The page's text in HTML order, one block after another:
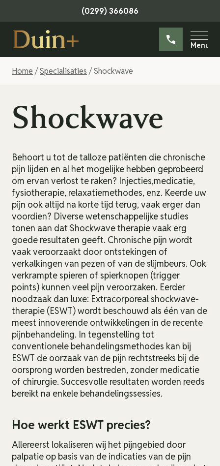
(0299) 366086
Skip
to
Specialisaties
Sportfysiotherapie
Dry needling
Handtherapie
Shockwave
Fitness
Echografie
Gecombineerde leefstijlinterventie
PAV/Etalagebenen
Oedeemtherapie
Tarieven
Contact
Home /Specialisaties /Shockwave
Shockwave
Behoort u tot de talloze patiënten die chronische
pijn lijden en al het mogelijke hebben geprobeerd
om ervan verlost te raken? Injecties,medicatie,
fysiotherapie, relaxatiemethodes, enz. Keerde uw
pijn ook altijd na korte tijd terug, vaak erger dan
voordien? Diverse wetenschappelijke studies
tonen aan dat Shockwave therapie vaak erg
goede resultaten geeft. Chronische pijn wordt
vaak veroorzaakt door ontstekingen of
verkalkingen van pezen of van de slijmbeurs. Ook
verkrampte spieren of spierknopen (trigger
points) kunnen veel pijn veroorzaken. Eerder
noodzaak dan luxe: Extracorporeal shockwave-
therapie (ESWT) wordt beschouwd als één van de
meest innoverende ontwikkelingen in de recente
pijnbehandeling. In tegenstelling tot
conventionele behandelingsmethodes kan bij
ESWT de oorzaak van de pijn rechtstreeks bij de
oorsprong worden bestreden, zonder medicatie
of chirurgie. Succesvolle resultaten worden reeds
bereikt na enkele behandelingssessies.
Hoe werkt ESWT precies?
Allereerst lokaliseren wij het pijngebied door
palpatie op basis van de indicaties van de pijn